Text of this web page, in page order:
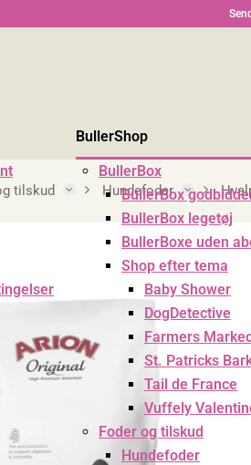
BullerShop
BullerBox
BullerBox
BullerBox legetøj
BullerBoxe uden
Shop efter tema
Baby Shower
DogDetective
Farmers
St. Patricks
Tail de France
Vuffely
Foder og tilskud
Hundefoder
tilskud Hundefoder